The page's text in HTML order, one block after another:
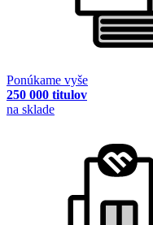
Ponúkame vyše
250 000 titulov
na sklade